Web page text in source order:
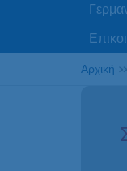
Αρχική »